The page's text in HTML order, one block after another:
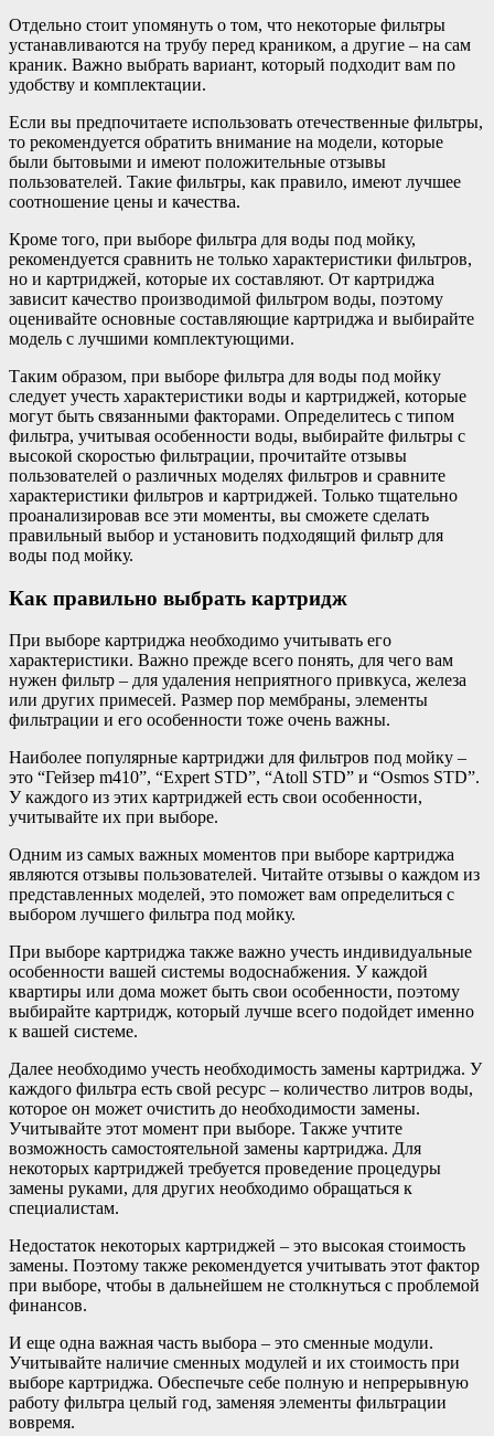
Отдельно стоит упомянуть о том, что некоторые фильтры
устанавливаются на трубу перед краником, а другие – на сам
краник. Важно выбрать вариант, который подходит вам по
удобству и комплектации.
Если вы предпочитаете использовать отечественные фильтры,
то рекомендуется обратить внимание на модели, которые
были бытовыми и имеют положительные отзывы
пользователей. Такие фильтры, как правило, имеют лучшее
соотношение цены и качества.
Кроме того, при выборе фильтра для воды под мойку,
рекомендуется сравнить не только характеристики фильтров,
но и картриджей, которые их составляют. От картриджа
зависит качество производимой фильтром воды, поэтому
оценивайте основные составляющие картриджа и выбирайте
модель с лучшими комплектующими.
Таким образом, при выборе фильтра для воды под мойку
следует учесть характеристики воды и картриджей, которые
могут быть связанными факторами. Определитесь с типом
фильтра, учитывая особенности воды, выбирайте фильтры с
высокой скоростью фильтрации, прочитайте отзывы
пользователей о различных моделях фильтров и сравните
характеристики фильтров и картриджей. Только тщательно
проанализировав все эти моменты, вы сможете сделать
правильный выбор и установить подходящий фильтр для
воды под мойку.
Как правильно выбрать картридж
При выборе картриджа необходимо учитывать его
характеристики. Важно прежде всего понять, для чего вам
нужен фильтр – для удаления неприятного привкуса, железа
или других примесей. Размер пор мембраны, элементы
фильтрации и его особенности тоже очень важны.
Наиболее популярные картриджи для фильтров под мойку –
это “Гейзер m410”, “Expert STD”, “Atoll STD” и “Osmos STD”.
У каждого из этих картриджей есть свои особенности,
учитывайте их при выборе.
Одним из самых важных моментов при выборе картриджа
являются отзывы пользователей. Читайте отзывы о каждом из
представленных моделей, это поможет вам определиться с
выбором лучшего фильтра под мойку.
При выборе картриджа также важно учесть индивидуальные
особенности вашей системы водоснабжения. У каждой
квартиры или дома может быть свои особенности, поэтому
выбирайте картридж, который лучше всего подойдет именно
к вашей системе.
Далее необходимо учесть необходимость замены картриджа. У
каждого фильтра есть свой ресурс – количество литров воды,
которое он может очистить до необходимости замены.
Учитывайте этот момент при выборе. Также учтите
возможность самостоятельной замены картриджа. Для
некоторых картриджей требуется проведение процедуры
замены руками, для других необходимо обращаться к
специалистам.
Недостаток некоторых картриджей – это высокая стоимость
замены. Поэтому также рекомендуется учитывать этот фактор
при выборе, чтобы в дальнейшем не столкнуться с проблемой
финансов.
И еще одна важная часть выбора – это сменные модули.
Учитывайте наличие сменных модулей и их стоимость при
выборе картриджа. Обеспечьте себе полную и непрерывную
работу фильтра целый год, заменяя элементы фильтрации
вовремя.